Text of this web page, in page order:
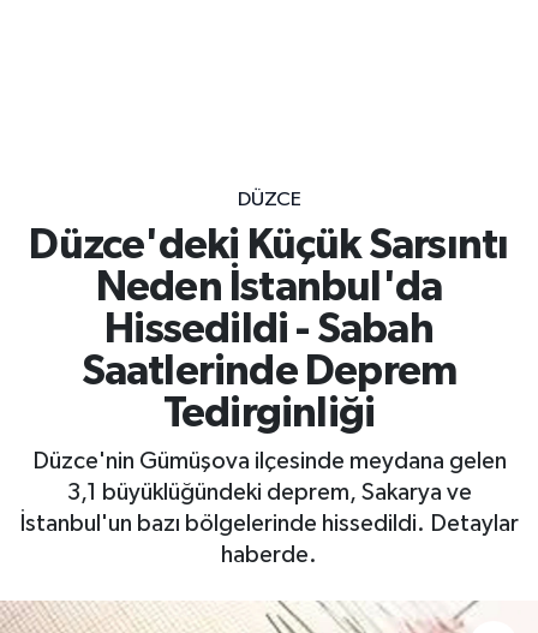
DÜZCE
Düzce'deki Küçük Sarsıntı
Neden İstanbul'da
Hissedildi - Sabah
Saatlerinde Deprem
Tedirginliği
Düzce'nin Gümüşova ilçesinde meydana gelen
3,1 büyüklüğündeki deprem, Sakarya ve
İstanbul'un bazı bölgelerinde hissedildi. Detaylar
haberde.